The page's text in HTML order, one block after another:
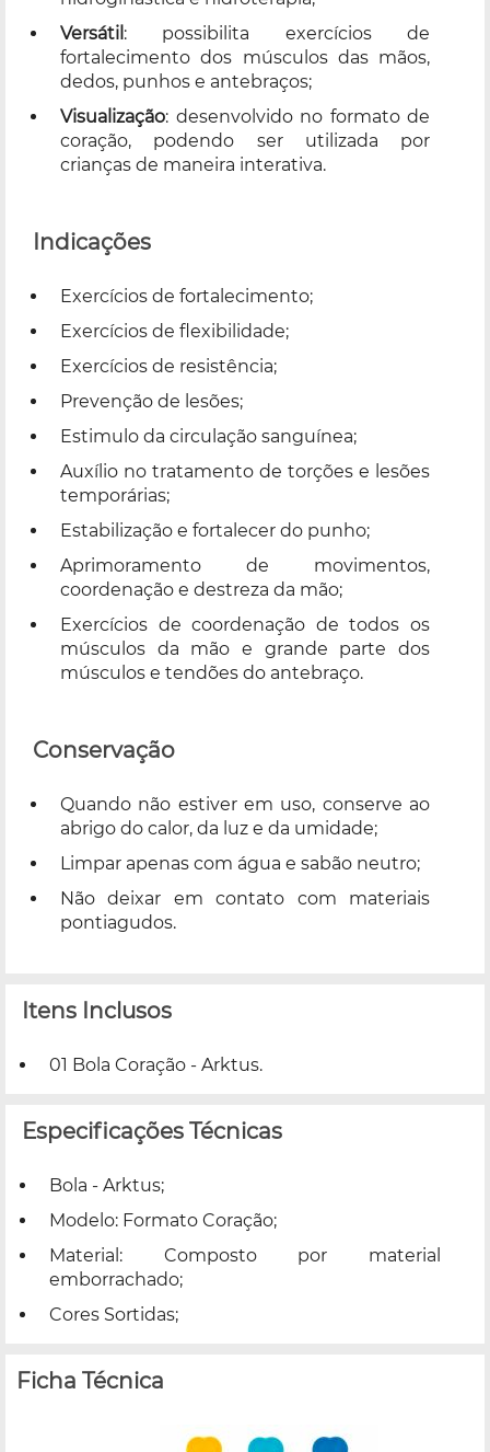
Versátil : possibilita exercícios de
fortalecimento dos músculos das mãos,
dedos, punhos e antebraços;
Visualização: desenvolvido no formato de
coração, podendo ser utilizada por
crianças de maneira interativa.
Indicações
Exercícios de fortalecimento;
Exercícios de flexibilidade;
Exercícios de resistência;
Prevenção de lesões;
Estimulo da circulação sanguínea;
Auxílio no tratamento de torções e lesões
temporárias;
Estabilização e fortalecer do punho;
Aprimoramento de movimentos,
coordenação e destreza da mão;
Exercícios de coordenação de todos os
músculos da mão e grande parte dos
músculos e tendões do antebraço.
Conservação
Quando não estiver em uso, conserve ao
abrigo do calor, da luz e da umidade;
Limpar apenas com água e sabão neutro;
Não deixar em contato com materiais
pontiagudos.
Itens Inclusos
01 Bola Coração - Arktus.
Especificações Técnicas
Bola - Arktus;
Modelo: Formato Coração;
Material: Composto por material
emborrachado;
Cores Sortidas;
Ficha Técnica